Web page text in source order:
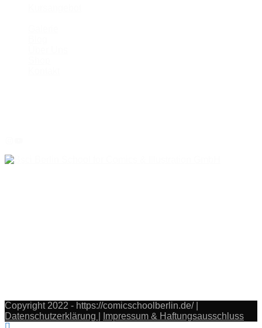
Copyright 2022 - https://comicschoolberlin.de/ |
Datenschutzerklärung
Impressum & Haftungsausschluss